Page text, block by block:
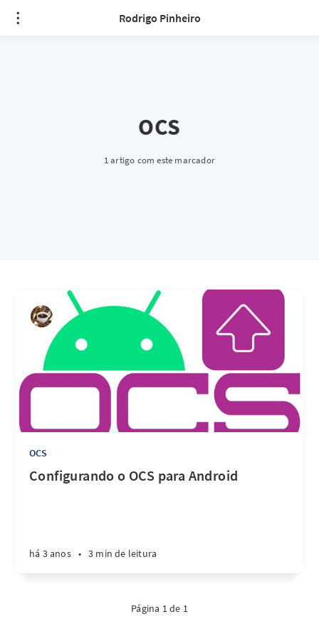
Rodrigo Pinheiro
OCS
1 artigo com este marcador
OCS
Configurando o OCS para Android
há 3 anos • 3 min de leitura
Página 1 de 1